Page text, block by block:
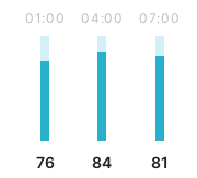
01:00
76
04:00
84
07:00
81